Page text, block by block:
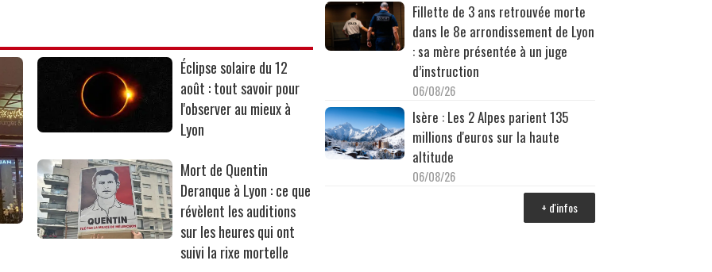
Éclipse solaire du 12
août : tout savoir pour
l'observer au mieux à
Lyon
Mort de Quentin
Deranque à Lyon : ce que
révèlent les auditions
sur les heures qui ont
suivi la rixe mortelle
Fillette de 3 ans retrouvée morte
dans le 8e arrondissement de Lyon
: sa mère présentée à un juge
d’instruction
06/08/26
Isère : Les 2 Alpes parient 135
millions d'euros sur la haute
altitude
06/08/26
+ d'infos